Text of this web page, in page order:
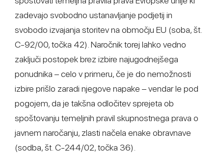
zadevajo svobodno ustanavljanje podjetij in
svobodo izvajanja storitev na območju EU (soba, št.
C-92/00, točka 42). Naročnik torej lahko vedno
zaključi postopek brez izbire najugodnejšega
ponudnika – celo v primeru, če je do nemožnosti
izbire prišlo zaradi njegove napake – vendar le pod
pogojem, da je takšna odločitev sprejeta ob
spoštovanju temeljnih pravil skupnostnega prava o
javnem naročanju, zlasti načela enake obravnave
(sodba, št. C-244/02, točka 36).